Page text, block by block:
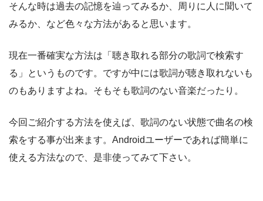
そんな時は過去の記憶を辿ってみるか、周りに人に聞いて
みるか、など色々な方法があると思います。
現在一番確実な方法は「聴き取れる部分の歌詞で検索す
る」というものです。ですが中には歌詞が聴き取れないも
のもありますよね。そもそも歌詞のない音楽だったり。
今回ご紹介する方法を使えば、歌詞のない状態で曲名の検
索をする事が出来ます。Androidユーザーであれば簡単に
使える方法なので、是非使ってみて下さい。